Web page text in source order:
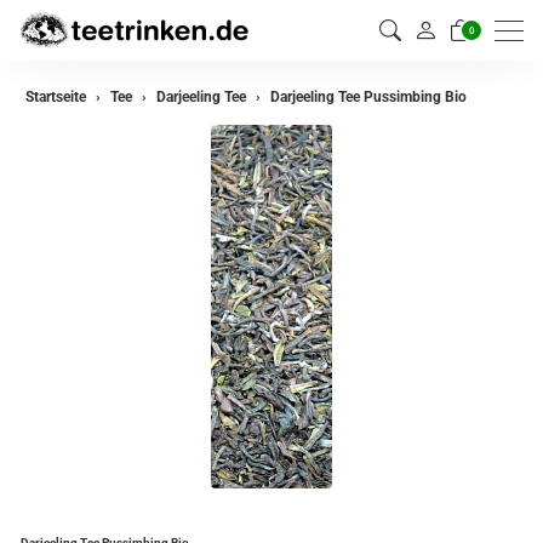
0
zurück
Teemischungen
Startseite Tee Darjeeling Tee Darjeeling Tee Pussimbing Bio